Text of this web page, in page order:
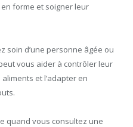
forme et soigner leur
soin d’une personne âgée ou
vous aider à contrôler leur
et l’adapter en
quand vous consultez une